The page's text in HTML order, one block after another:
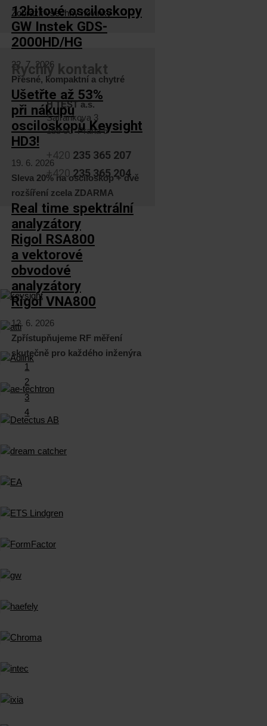
12bitové osciloskopy
GW Instek GDS-
2000HD/HG
22. 7. 2026
Přesné, kompaktní a chytré
Ušetřte až 53%
při nákupu
osciloskopů Keysight
HD3!
19. 6. 2026
Sleva 20% na osciloskop + dvě
rozšíření zcela ZDARMA
Real time spektrální
analyzátory
Rigol RSA800
a vektorové
obvodové
analyzátory
Rigol VNA800
12. 6. 2026
Zpřístupňujeme RF měření
skutečně pro každého inženýra
1
2
3
4
Zobrazit všechny novinky
Rychlý kontakt
H TEST a.s.
Šafránkova 3
155 00 Praha 5
+420 235 365 207
+420 235 365 204